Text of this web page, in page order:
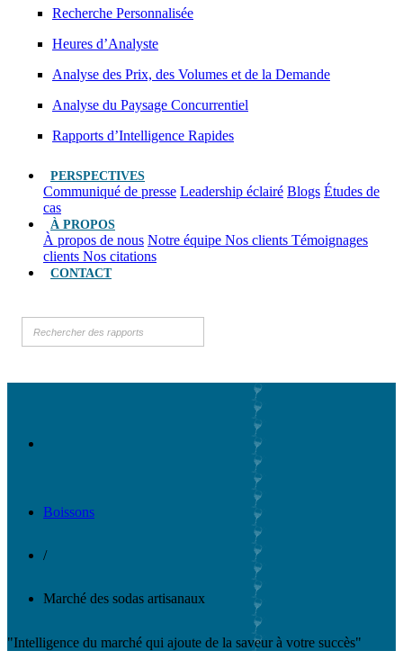
Recherche Personnalisée
Heures d’Analyste
Analyse des Prix, des Volumes et de la Demande
Analyse du Paysage Concurrentiel
Rapports d’Intelligence Rapides
PERSPECTIVES
Communiqué de presse Leadership éclairé Blogs Études de
cas
À PROPOS
À propos de nous Notre équipe Nos clients Témoignages
clients Nos citations
CONTACT
Boissons
/
Marché des sodas artisanaux
"Intelligence du marché qui ajoute de la saveur à votre succès"